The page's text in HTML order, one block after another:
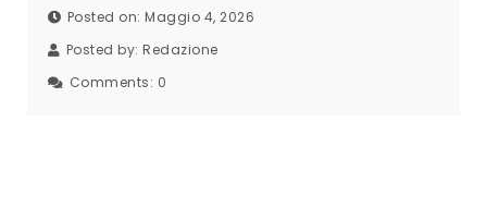
Posted on: Maggio 4, 2026
Posted by: Redazione
Comments: 0